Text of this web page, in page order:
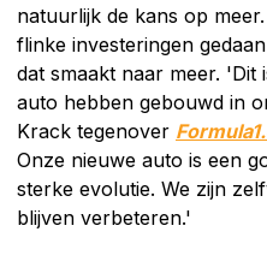
natuurlijk de kans op
flinke investeringen
dat smaakt naar meer. 'Dit
auto hebben gebouwd in
Krack tegenover
Onze nieuwe auto is een
sterke evolutie. We zijn
blijven verbeteren.'